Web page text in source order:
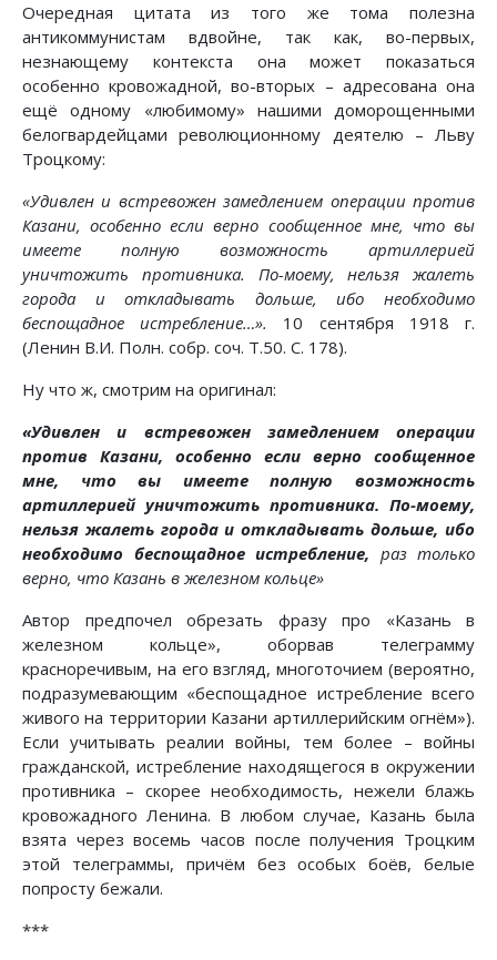
Очередная цитата из того же тома полезна
антикоммунистам вдвойне, так как, во-первых,
незнающему контекста она может показаться
особенно кровожадной, во-вторых – адресована она
ещё одному «любимому» нашими доморощенными
белогвардейцами революционному деятелю – Льву
Троцкому:
«Удивлен и встревожен замедлением операции против
Казани, особенно если верно сообщенное мне, что вы
имеете полную возможность артиллерией
уничтожить противника. По-моему, нельзя жалеть
города и откладывать дольше, ибо необходимо
беспощадное истребление…».
10 сентября 1918 г.
(Ленин В.И. Полн. собр. соч. Т.50. С. 178).
Ну что ж, смотрим на оригинал:
«Удивлен и встревожен замедлением операции
против Казани, особенно если верно сообщенное
мне, что вы имеете полную возможность
артиллерией уничтожить противника. По-моему,
нельзя жалеть города и откладывать дольше, ибо
необходимо беспощадное истребление, раз только
верно, что Казань в железном кольце»
Автор предпочел обрезать фразу про «Казань в
железном кольце», оборвав телеграмму
красноречивым, на его взгляд, многоточием (вероятно,
подразумевающим «беспощадное истребление всего
живого на территории Казани артиллерийским огнём»).
Если учитывать реалии войны, тем более – войны
гражданской, истребление находящегося в окружении
противника – скорее необходимость, нежели блажь
кровожадного Ленина. В любом случае, Казань была
взята через восемь часов после получения Троцким
этой телеграммы, причём без особых боёв, белые
попросту бежали.
***